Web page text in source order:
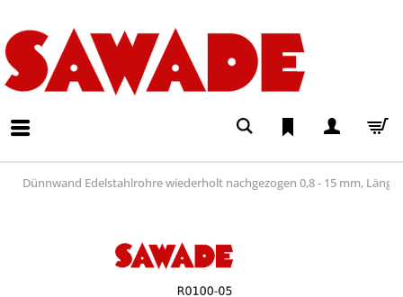
Dünnwand Edelstahlrohre wiederholt nachgezogen 0,8 - 15 mm, Länge